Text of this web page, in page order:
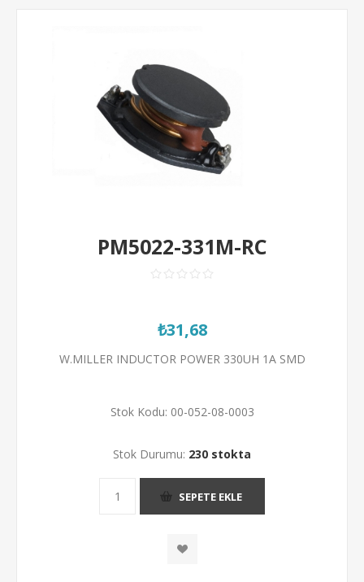
PM5022-331M-RC
₺31,68
W.MILLER INDUCTOR POWER 330UH 1A SMD
Stok Kodu: 00-052-08-0003
Stok Durumu: 230 stokta
SEPETE EKLE